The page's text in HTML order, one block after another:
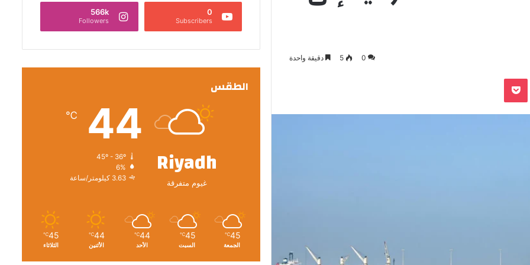
0
5 دقيقة واحدة
‫Pocket
0
Subscribers
566k
Followers
الطقس
Riyadh
غيوم متفرقة
44
℃
45º - 36º
6%
3.63 كيلومتر/ساعة
45
℃
الجمعة
45
℃
السبت
44
℃
الأحد
44
℃
الأثنين
45
℃
الثلاثاء